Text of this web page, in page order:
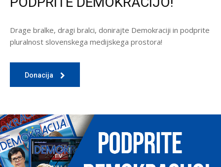
Drage bralke, dragi bralci, donirajte Demokraciji in podprite
pluralnost slovenskega medijskega prostora!
Donacija